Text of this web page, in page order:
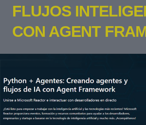
FLUJOS
CON AGENT